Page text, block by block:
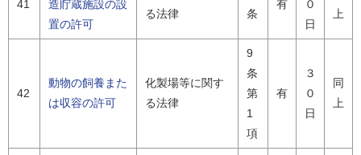
41
造貯蔵施設の設
置の許可
る法律
条
有
０
日
上
42
動物の飼養また
は収容の許可
化製場等に関す
る法律
9
条
第
1
項
有
３
０
日
同
上